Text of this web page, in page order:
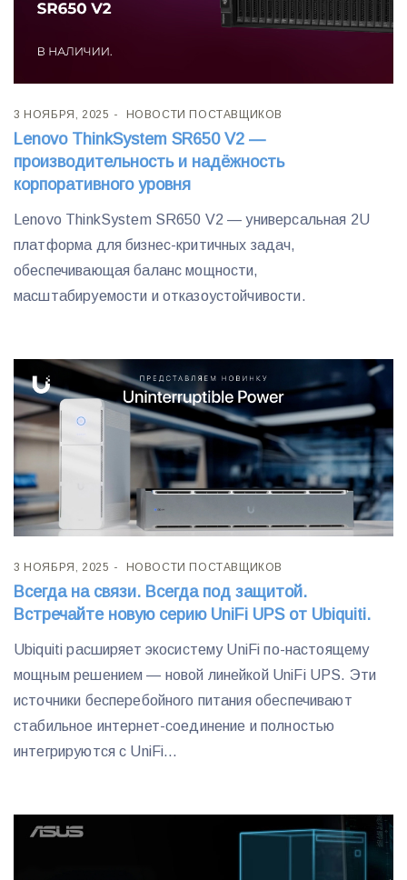
3 НОЯБРЯ, 2025 НОВОСТИ ПОСТАВЩИКОВ
Lenovo ThinkSystem SR650 V2 —
производительность и надёжность
корпоративного уровня
Lenovo ThinkSystem SR650 V2 — универсальная 2U
платформа для бизнес-критичных задач,
обеспечивающая баланс мощности,
масштабируемости и отказоустойчивости.
3 НОЯБРЯ, 2025 НОВОСТИ ПОСТАВЩИКОВ
Всегда на связи. Всегда под защитой.
Встречайте новую серию UniFi UPS от Ubiquiti.
Ubiquiti расширяет экосистему UniFi по-настоящему
мощным решением — новой линейкой UniFi UPS. Эти
источники бесперебойного питания обеспечивают
стабильное интернет-соединение и полностью
интегрируются с UniFi...